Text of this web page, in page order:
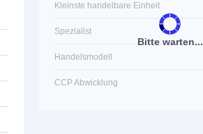
Bitte warten...
Kleinste handelbare Einheit
Spezialist
Handelsmodell
CCP Abwicklung